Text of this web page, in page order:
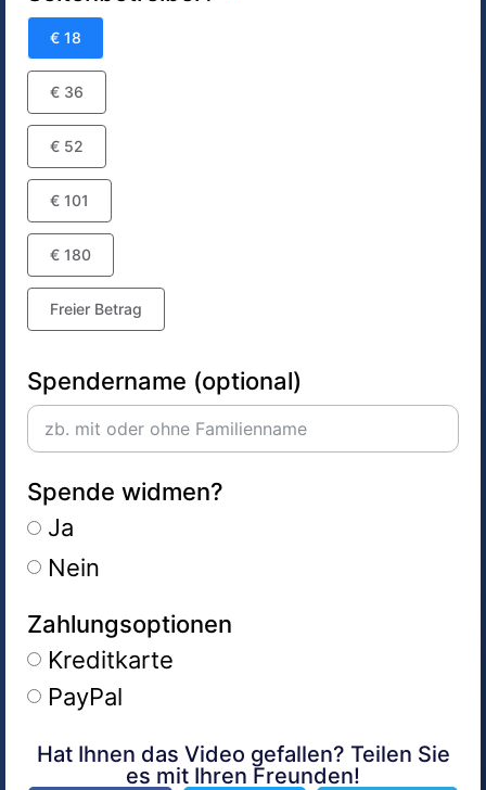
€ 18
€ 36
€ 52
€ 101
€ 180
Freier Betrag
Spendername (optional)
Spende widmen?
Ja
Nein
Zahlungsoptionen
Kreditkarte
PayPal
Alternative:
Hat Ihnen das Video gefallen? Teilen Sie
es mit Ihren Freunden!